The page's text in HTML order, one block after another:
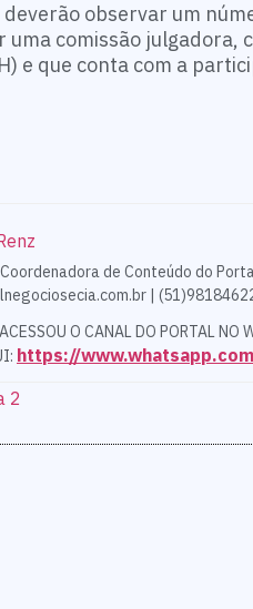
observar um
uma comissão
e que conta com a
de Conteúdo do
|
O CANAL DO PORTAL NO
https://